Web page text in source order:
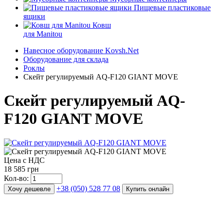
Пищевые пластиковые
ящики
Ковш
для Manitou
Навесное оборудование Kovsh.Net
Оборудование для склада
Роклы
Скейт регулируемый AQ-F120 GIАNT MOVE
Скейт регулируемый AQ-
F120 GIАNT MOVE
Цена с НДС
18 585 грн
Кол-во:
Хочу дешевле +38 (050) 528 77 08 Купить онлайн